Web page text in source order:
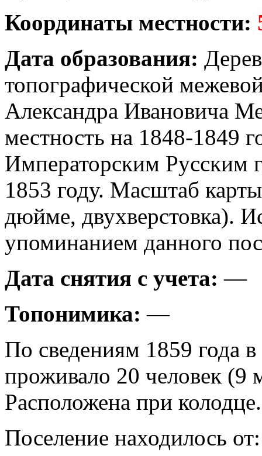
Координаты местности:
Дата образования:
топографической
Александра Ивановича
местность на 1848-1849
Императорским Русским
1853 году. Масштаб
дюйме, двухверстовка).
упоминанием данного
Дата снятия с учета: —
Топонимика: —
По сведениям 1859 года
проживало 20 человек (9
Расположена при колодце.
Поселение находилось от: